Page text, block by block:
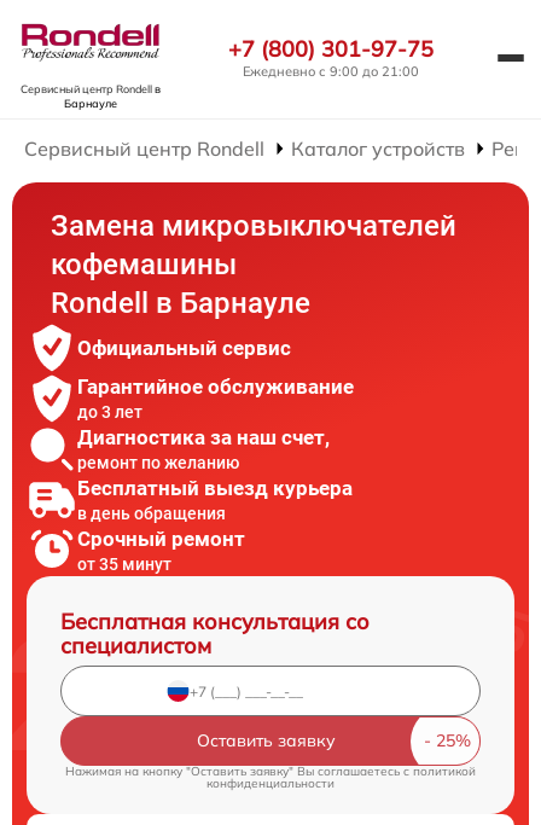
Сервисный центр Rondellв
Барнауле
+7 (800) 301-97-75
Ежедневно с 9:00 до 21:00
Сервисный центр Rondell Каталог устройств
Замена микровыключателей
кофемашины
Rondell в Барнауле
Официальный сервис
Гарантийное обслуживание
до 3 лет
Диагностика за наш счет,
ремонт по желанию
Бесплатный выезд курьера
в день обращения
Срочный ремонт
от 35 минут
Бесплатная консультация со
специалистом
Оставить заявку
Нажимая на кнопку "Оставить заявку" Вы соглашаетесь cполитикой
конфиденциальности